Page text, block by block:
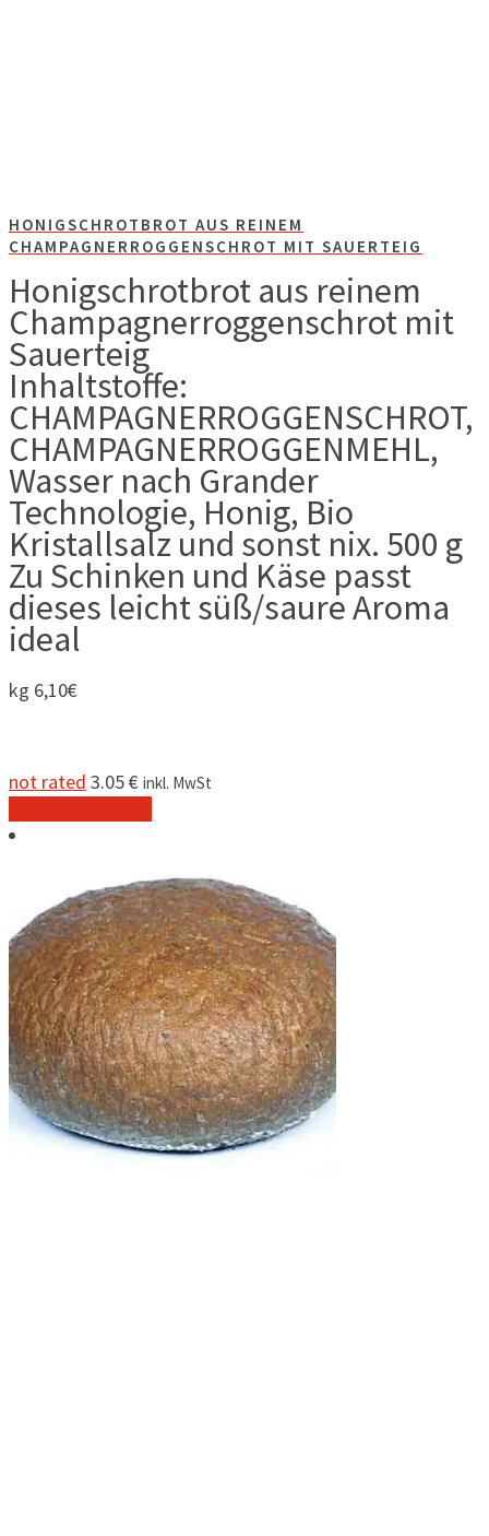
HONIGSCHROTBROT AUS REINEM
CHAMPAGNERROGGENSCHROT MIT SAUERTEIG
Honigschrotbrot aus reinem
Champagnerroggenschrot mit
Sauerteig
Inhaltstoffe:
CHAMPAGNERROGGENSCHROT,
CHAMPAGNERROGGENMEHL,
Wasser nach Grander
Technologie, Honig, Bio
Kristallsalz und sonst nix. 500 g
Zu Schinken und Käse passt
dieses leicht süß/saure Aroma
ideal
kg 6,10€
not rated 3.05€ inkl. MwSt